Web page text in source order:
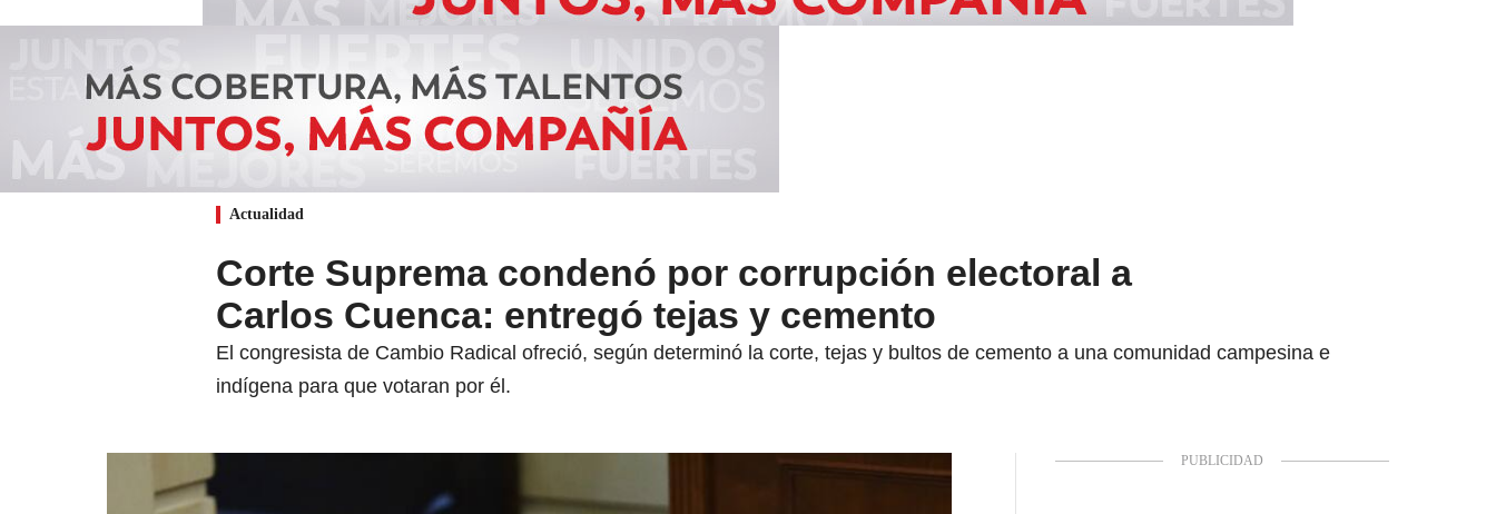
Actualidad
Corte Suprema condenó por corrupción electoral a
Carlos Cuenca: entregó tejas y cemento
El congresista de Cambio Radical ofreció, según determinó la corte, tejas y bultos de cemento a una comunidad campesina e
indígena para que votaran por él.